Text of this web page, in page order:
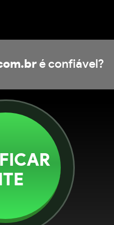
é confiável?